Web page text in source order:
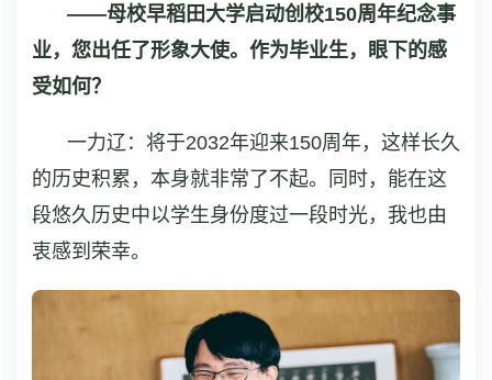
——母校早稻田大学启动创校150周年纪念事
业，您出任了形象大使。作为毕业生，眼下的感
受如何？
一力辽：将于2032年迎来150周年，这样长久
的历史积累，本身就非常了不起。同时，能在这
段悠久历史中以学生身份度过一段时光，我也由
衷感到荣幸。